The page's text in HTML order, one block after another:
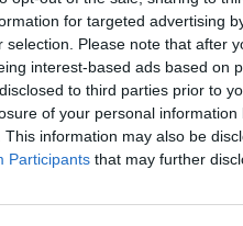
for targeted advertising
selection. Please note that after
interest-based ads based on
to third parties prior to
of your personal
This information may also be
Participants that may further
tocarem com
em 1957, tem
de participar nas
Portugal no estrangeiro.